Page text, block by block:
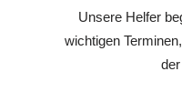
Unsere Helfer
wichtigen